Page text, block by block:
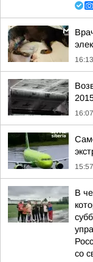
16:13
16:07
15:57
В
со